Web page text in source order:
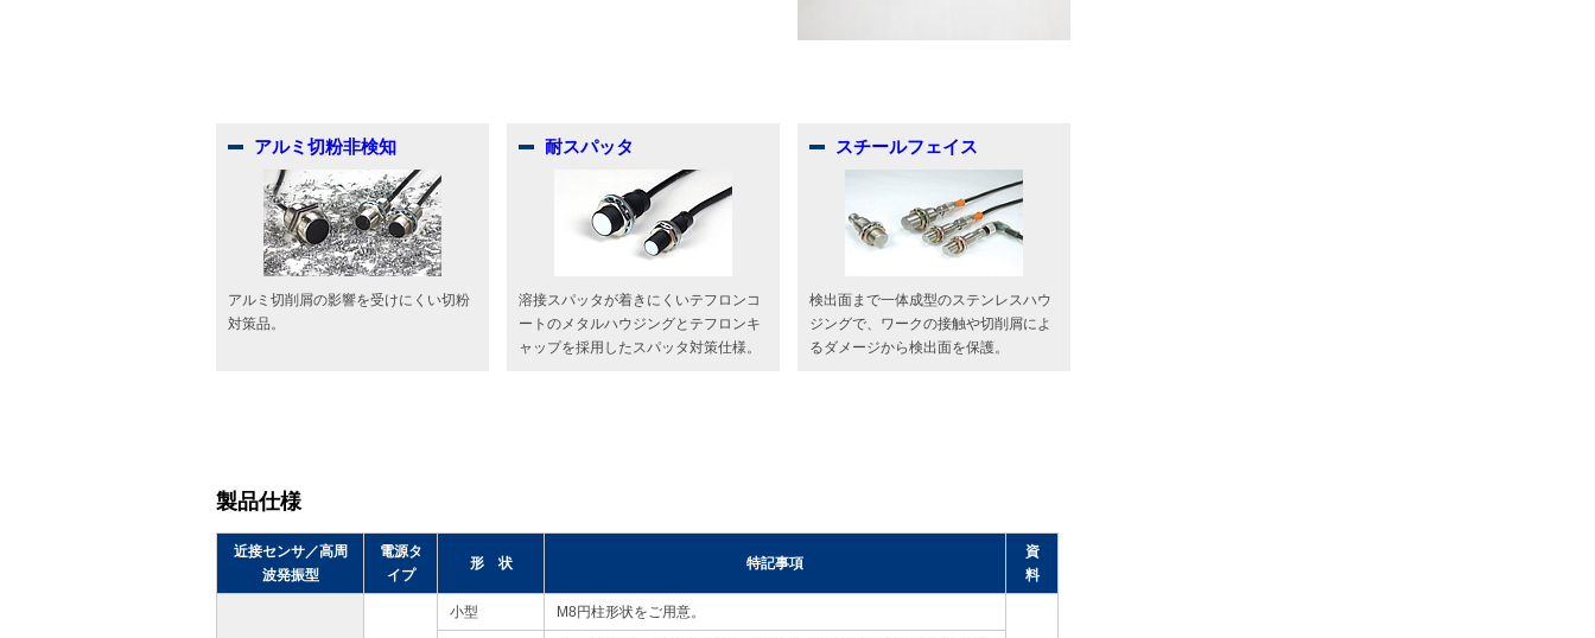
アルミ切粉非検知
アルミ切削屑の影響を受けにくい切粉
対策品。
耐スパッタ
溶接スパッタが着きにくいテフロンコ
ートのメタルハウジングとテフロンキ
ャップを採用したスパッタ対策仕様。
スチールフェイス
検出面まで一体成型のステンレスハウ
ジングで、ワークの接触や切削屑によ
るダメージから検出面を保護。
製品仕様
近接センサ／高周
波発振型
電源タ
イプ
形 状 特記事項
資
料
小型 M8円柱形状をご用意。